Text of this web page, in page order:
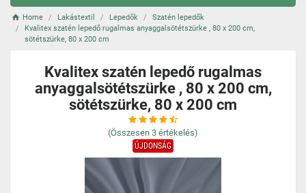
Home Lakástextil Lepedők
Szatén lepedők
Kvalitex szatén lepedő rugalmas anyaggalsötétszürke , 80 x 200 cm,
sötétszürke, 80 x 200 cm
Kvalitex szatén lepedő rugalmas
anyaggalsötétszürke , 80 x 200 cm,
sötétszürke, 80 x 200 cm
(Összesen 3 értékelés)
ÚJDONSÁG